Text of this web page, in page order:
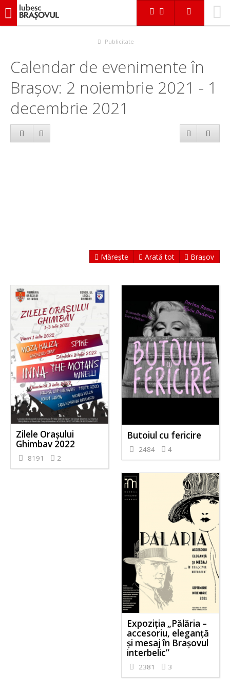
iubescbraşovul.ro
Publicitate
Calendar de evenimente în
Brașov: 2 noiembrie 2021 - 1
decembrie 2021
Mărește Arată tot Brașov
Zilele Orașului
Ghimbav 2022
8191 2
Butoiul cu fericire
2484 4
Expoziția „Pălăria –
accesoriu, eleganță
și mesaj în Brașovul
interbelic”
2381 3